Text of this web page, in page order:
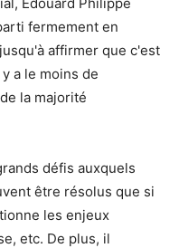
fermement en
affirmer que c'est
a le moins de
la majorité
défis auxquels
être résolus que si
les enjeux
etc. De plus, il